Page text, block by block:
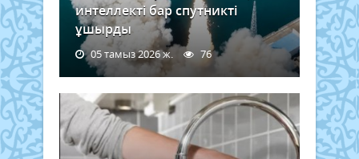
интеллекті бар спутникті
ұшырды
05 тамыз 2026 ж. 76